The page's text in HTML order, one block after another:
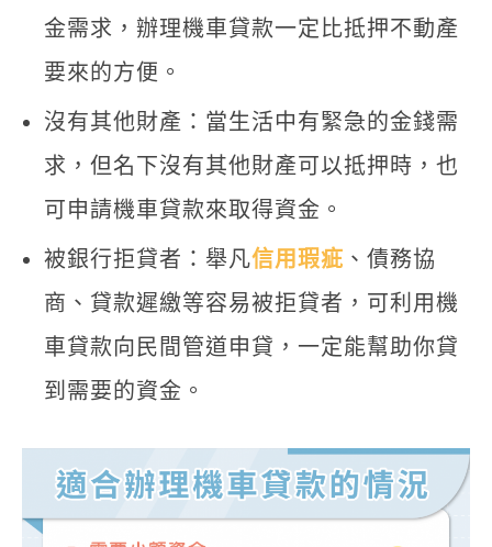
金需求，辦理機車貸款一定比抵押不動產
要來的方便。
沒有其他財產：當生活中有緊急的金錢需
求，但名下沒有其他財產可以抵押時，也
可申請機車貸款來取得資金。
被銀行拒貸者：舉凡信用瑕疵 、債務協
商、貸款遲繳等容易被拒貸者，可利用機
車貸款向民間管道申貸，一定能幫助你貸
到需要的資金。